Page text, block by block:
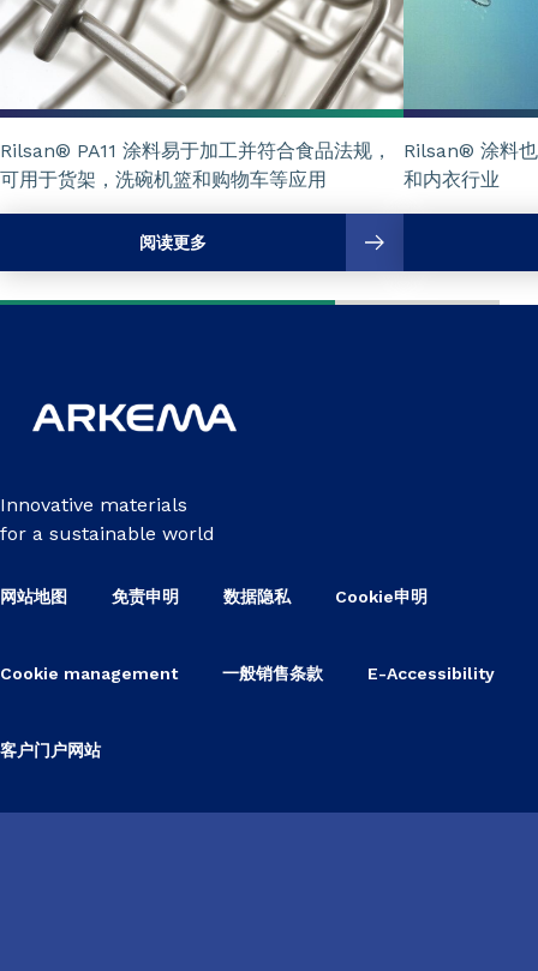
Rilsan® PA11 涂料易于加工并符合食品法规，
可用于货架，洗碗机篮和购物车等应用
阅读更多
Rilsan® 涂料
和内衣行业
Innovative materials
for a sustainable world
网站地图 免责申明 数据隐私 Cookie申明
Cookie management 一般销售条款 E-Accessibility
客户门户网站